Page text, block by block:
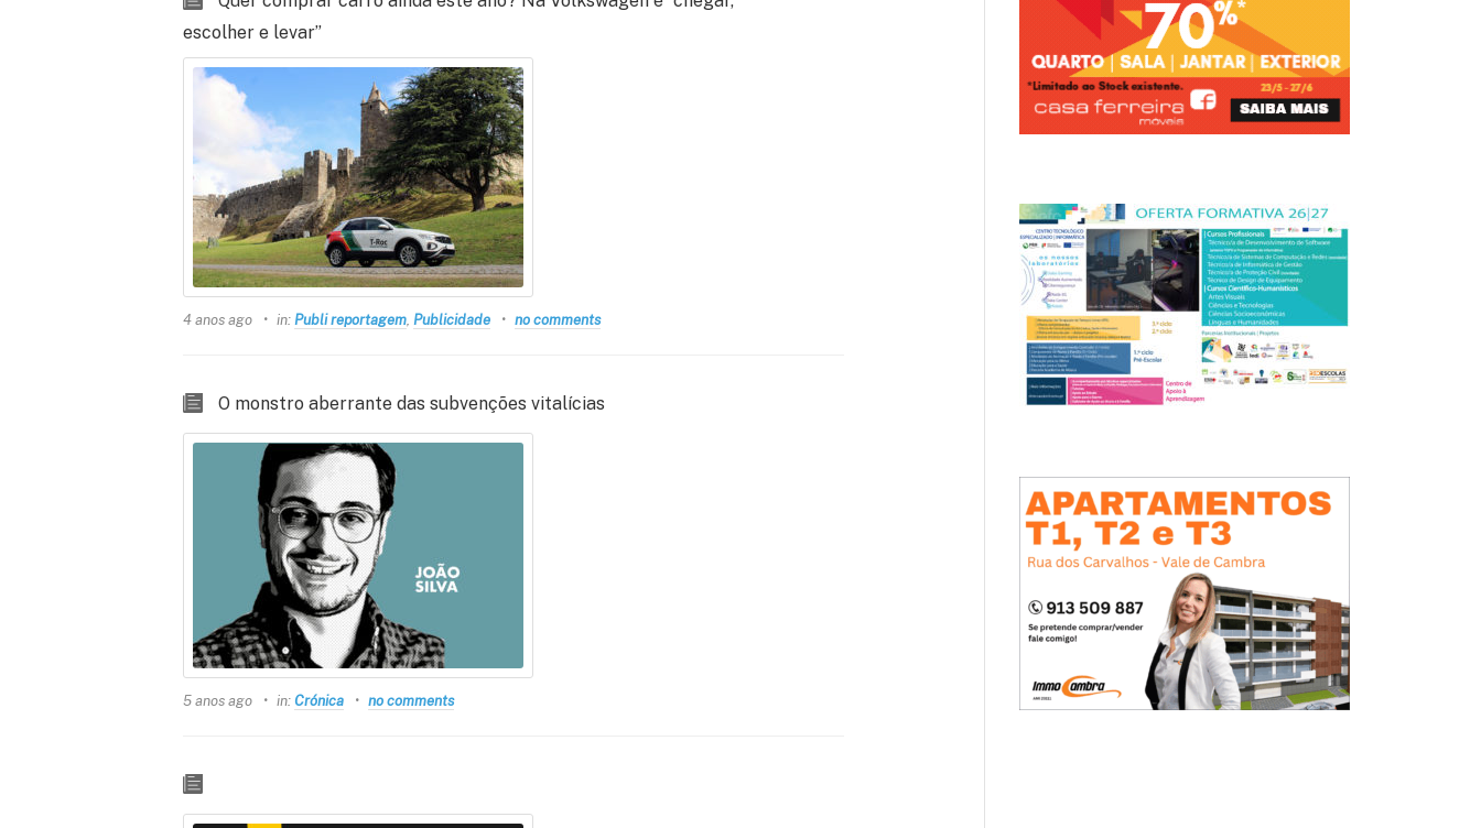
escolher e levar”
4 anos ago in: Publi reportagem, Publicidade no comments
O monstro aberrante das subvenções vitalícias
5 anos ago in: Crónica no comments